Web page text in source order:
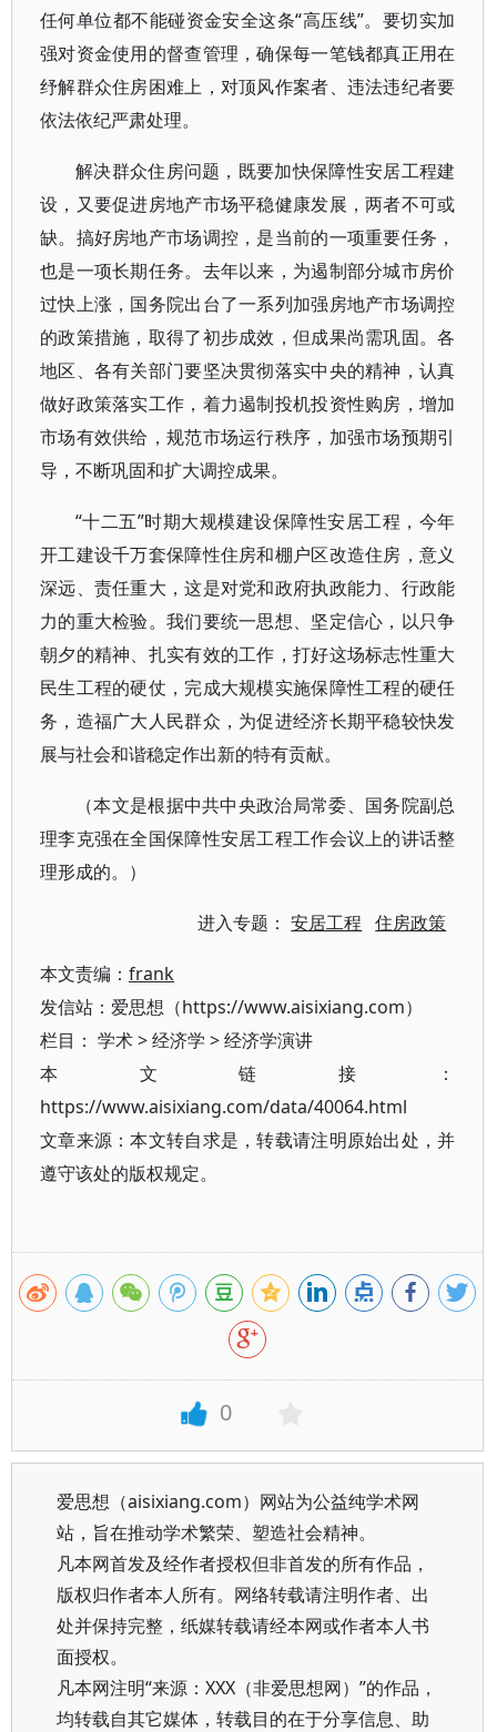
任何单位都不能碰资金安全这条“高压线”。要切实加
强对资金使用的督查管理，确保每一笔钱都真正用在
纾解群众住房困难上，对顶风作案者、违法违纪者要
依法依纪严肃处理。
解决群众住房问题，既要加快保障性安居工程建
设，又要促进房地产市场平稳健康发展，两者不可或
缺。搞好房地产市场调控，是当前的一项重要任务，
也是一项长期任务。去年以来，为遏制部分城市房价
过快上涨，国务院出台了一系列加强房地产市场调控
的政策措施，取得了初步成效，但成果尚需巩固。各
地区、各有关部门要坚决贯彻落实中央的精神，认真
做好政策落实工作，着力遏制投机投资性购房，增加
市场有效供给，规范市场运行秩序，加强市场预期引
导，不断巩固和扩大调控成果。
“十二五”时期大规模建设保障性安居工程，今年
开工建设千万套保障性住房和棚户区改造住房，意义
深远、责任重大，这是对党和政府执政能力、行政能
力的重大检验。我们要统一思想、坚定信心，以只争
朝夕的精神、扎实有效的工作，打好这场标志性重大
民生工程的硬仗，完成大规模实施保障性工程的硬任
务，造福广大人民群众，为促进经济长期平稳较快发
展与社会和谐稳定作出新的特有贡献。
（本文是根据中共中央政治局常委、国务院副总
理李克强在全国保障性安居工程工作会议上的讲话整
理形成的。）
进入专题：安居工程 住房政策
本文责编： frank
发信站：爱思想（https://www.aisixiang.com）
栏目： 学术>经济学 >经济学演讲
本文链接：
https://www.aisixiang.com/data/40064.html
文章来源：本文转自求是，转载请注明原始出处，并
遵守该处的版权规定。
0
爱思想（aisixiang.com）网站为公益纯学术网
站，旨在推动学术繁荣、塑造社会精神。
凡本网首发及经作者授权但非首发的所有作品，
版权归作者本人所有。网络转载请注明作者、出
处并保持完整，纸媒转载请经本网或作者本人书
面授权。
凡本网注明“来源：XXX（非爱思想网）”的作品，
均转载自其它媒体，转载目的在于分享信息、助